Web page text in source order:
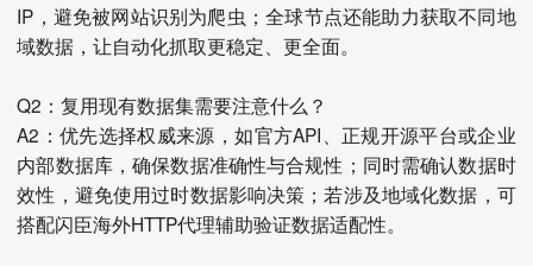
IP，避免被网站识别为爬虫；全球节点还能助力获取不同地
域数据，让自动化抓取更稳定、更全面。
Q2：复用现有数据集需要注意什么？
A2：优先选择权威来源，如官方API、正规开源平台或企业
内部数据库，确保数据准确性与合规性；同时需确认数据时
效性，避免使用过时数据影响决策；若涉及地域化数据，可
搭配闪臣海外HTTP代理辅助验证数据适配性。